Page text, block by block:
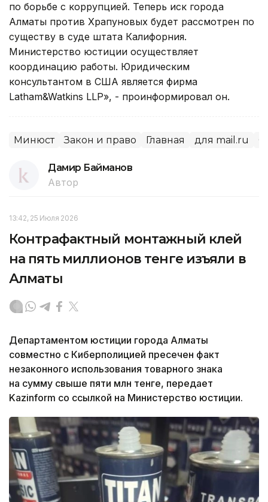
по борьбе с коррупцией. Теперь иск города
Алматы против Храпуновых будет рассмотрен по
существу в суде штата Калифорния.
Министерство юстиции осуществляет
координацию работы. Юридическим
консультантом в США является фирма
Latham&Watkins LLP», - проинформировал он.
Минюст Закон и право Главная для mail.ru
Дамир Байманов
Автор
13:42, 25 Июля 2026
Контрафактный монтажный клей
на пять миллионов тенге изъяли в
Алматы
Департаментом юстиции города Алматы
совместно с Киберполицией пресечен факт
незаконного использования товарного знака
на сумму свыше пяти млн тенге, передает
Kazinform со ссылкой на Министерство юстиции.